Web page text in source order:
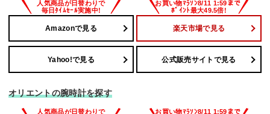
Amazonで見る 楽天市場で見る
Yahoo!で見る 公式販売サイトで見る
オリエントの腕時計を探す